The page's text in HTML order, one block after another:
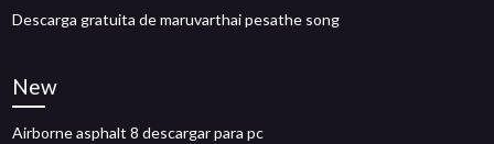
Descarga gratuita de maruvarthai pesathe song
New
Airborne asphalt 8 descargar para pc